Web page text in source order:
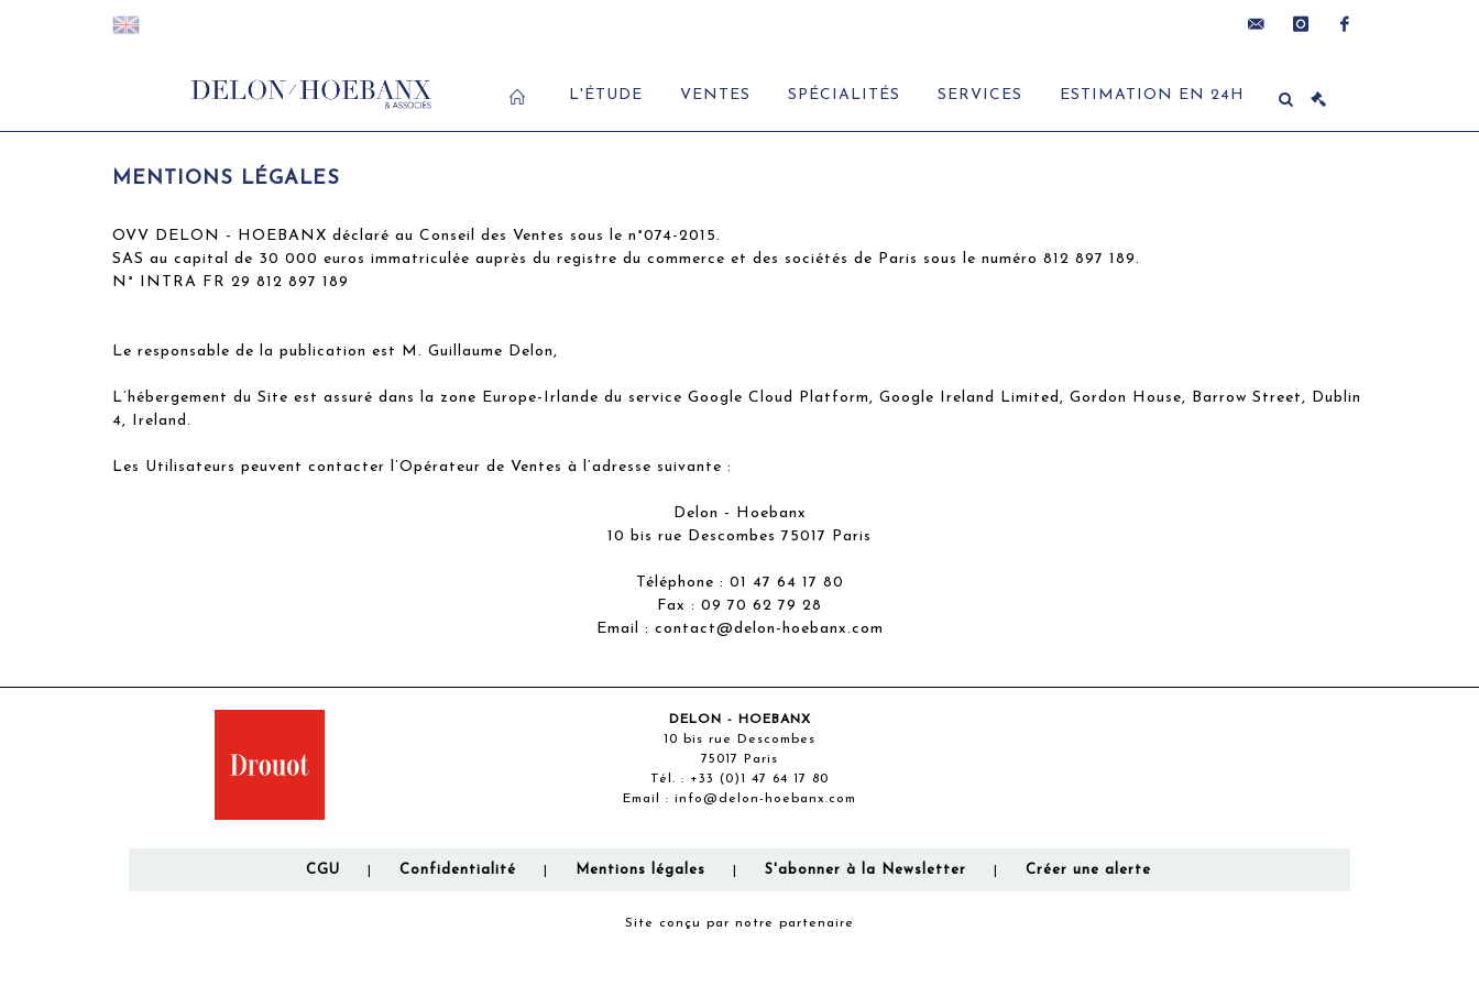
L'ÉTUDE VENTES SPÉCIALITÉS SERVICES ESTIMATION EN 24H
MENTIONS LÉGALES
OVV DELON - HOEBANX déclaré au Conseil des Ventes sous le n°074-2015.
SAS au capital de 30 000 euros immatriculée auprès du registre du commerce et des sociétés de Paris sous le numéro 812 897 189.
N° INTRA FR 29 812 897 189
Le responsable de la publication est M. Guillaume Delon,
L’hébergement du Site est assuré dans la zone Europe-Irlande du service Google Cloud Platform, Google Ireland Limited, Gordon House, Barrow Street, Dublin
4, Ireland.
Les Utilisateurs peuvent contacter l’Opérateur de Ventes à l’adresse suivante :
Delon - Hoebanx
10 bis rue Descombes 75017 Paris
Téléphone : 01 47 64 17 80
Fax : 09 70 62 79 28
Email : contact@delon-hoebanx.com
DELON - HOEBANX
10 bis rue Descombes
75017 Paris
Tél. : +33 (0)1 47 64 17 80
Email : info@delon-hoebanx.com
CGU Confidentialité Mentions légales S'abonner à la Newsletter Créer une alerte
Site conçu par notre partenaire